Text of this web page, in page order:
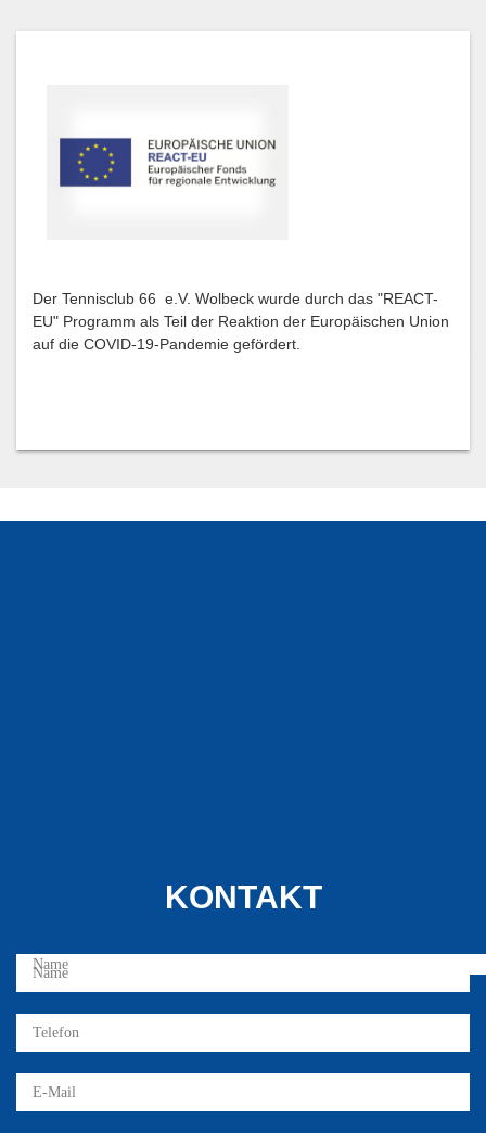
Der Tennisclub 66 e.V. Wolbeck wurde durch das "REACT-
EU" Programm als Teil der Reaktion der Europäischen Union
auf die COVID-19-Pandemie gefördert.
KONTAKT